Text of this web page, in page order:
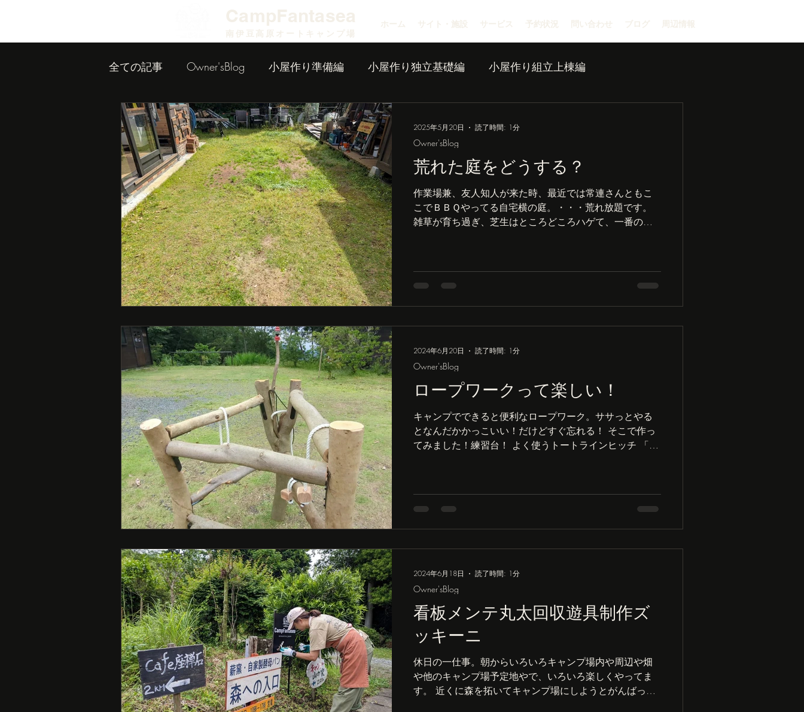
​CampFantasea ホーム サイト・施設 サービス 予約状況 問い合わせ ブログ 周辺情報
南伊豆高原オートキャンプ場
全ての記事 Owner'sBlog 小屋作り準備編 小屋作り独立基礎編 小屋作り組立上棟編
小屋作り内装編
荒れた庭をどうする？
作業場兼、友人知人が来た時、最近では常連さんともこ
こでＢＢＱやってる自宅横の庭。・・・荒れ放題です。
雑草が育ち過ぎ、芝生はところどころハゲて、一番の荒
Owner'sBlog
2025年5月20日 読了時間: 1分
ロープワークって楽しい！
キャンプでできると便利なロープワーク。ササっとやる
となんだかかっこいい！だけどすぐ忘れる！ そこで作っ
てみました！練習台！ よく使うトートラインヒッチ 「何
Owner'sBlog
2024年6月20日 読了時間: 1分
看板メンテ丸太回収遊具制作ズ
ッキーニ
休日の一仕事。朝からいろいろキャンプ場内や周辺や畑
や他のキャンプ場予定地やで、いろいろ楽しくやってま
す。 近くに森を拓いてキャンプ場にしようとがんばって
Owner'sBlog
2024年6月18日 読了時間: 1分